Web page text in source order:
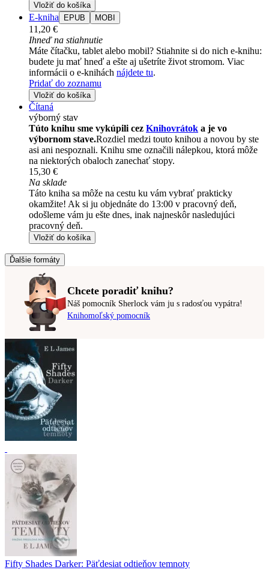
Vložiť do košíka
E-kniha EPUB MOBI
11,20 €
Ihneď na stiahnutie
Máte čítačku, tablet alebo mobil? Stiahnite si do nich e-knihu:
budete ju mať hneď a ešte aj ušetríte život stromom. Viac
informácii o e-knihách nájdete tu.
Pridať do zoznamu
Vložiť do košíka
Čítaná
výborný stav
Túto knihu sme vykúpili cez Knihovrátok a je vo
výbornom stave.Rozdiel medzi touto knihou a novou by ste
asi ani nespoznali. Knihu sme označili nálepkou, ktorá môže
na niektorých obaloch zanechať stopy.
15,30 €
Na sklade
Táto kniha sa môže na cestu ku vám vybrať prakticky
okamžite! Ak si ju objednáte do 13:00 v pracovný deň,
odošleme vám ju ešte dnes, inak najneskôr nasledujúci
pracovný deň.
Vložiť do košíka
Ďalšie formáty
Chcete poradiť knihu?
Náš pomocník Sherlock vám ju s radosťou vypátra!
Knihomoľský pomocník
Fifty Shades Darker: Päťdesiat odtieňov temnoty